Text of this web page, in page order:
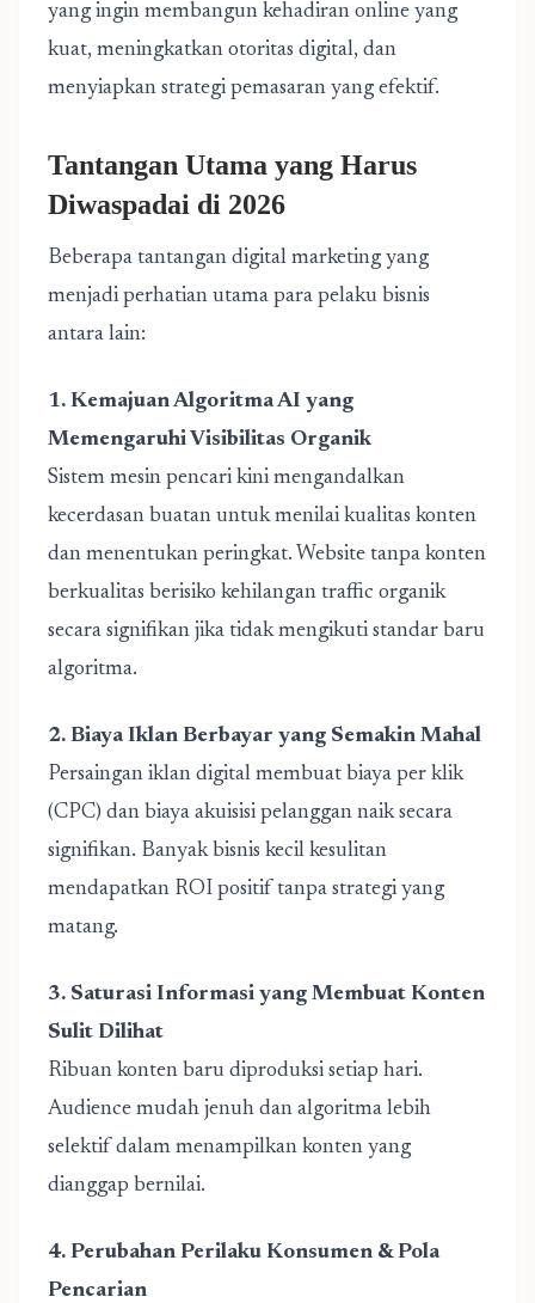
yang ingin membangun kehadiran online yang
kuat, meningkatkan otoritas digital, dan
menyiapkan strategi pemasaran yang efektif.
Tantangan Utama yang Harus
Diwaspadai di 2026
Beberapa tantangan digital marketing yang
menjadi perhatian utama para pelaku bisnis
antara lain:
1. Kemajuan Algoritma AI yang
Memengaruhi Visibilitas Organik
Sistem mesin pencari kini mengandalkan
kecerdasan buatan untuk menilai kualitas konten
dan menentukan peringkat. Website tanpa konten
berkualitas berisiko kehilangan traffic organik
secara signifikan jika tidak mengikuti standar baru
algoritma.
2. Biaya Iklan Berbayar yang Semakin Mahal
Persaingan iklan digital membuat biaya per klik
(CPC) dan biaya akuisisi pelanggan naik secara
signifikan. Banyak bisnis kecil kesulitan
mendapatkan ROI positif tanpa strategi yang
matang.
3. Saturasi Informasi yang Membuat Konten
Sulit Dilihat
Ribuan konten baru diproduksi setiap hari.
Audience mudah jenuh dan algoritma lebih
selektif dalam menampilkan konten yang
dianggap bernilai.
4. Perubahan Perilaku Konsumen & Pola
Pencarian